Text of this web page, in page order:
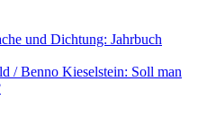
und Dichtung: Jahrbuch
/ Benno Kieselstein: Soll man